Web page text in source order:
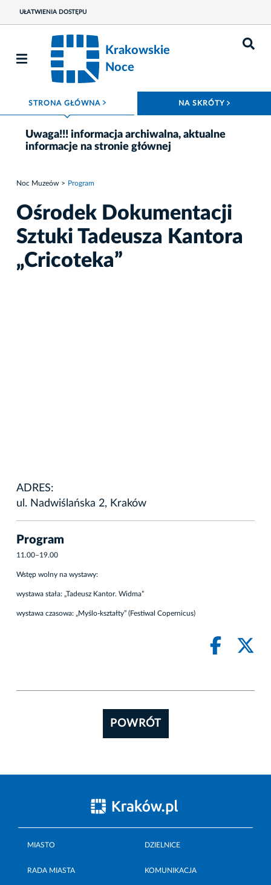
UŁATWIENIA DOSTĘPU
Krakowskie
Noce
STRONA GŁÓWNA ROZWIŃ MENU NA SKRÓTY
Uwaga!!! informacja archiwalna, aktualne
informacje na stronie głównej
Noc Muzeów Program
Ośrodek Dokumentacji
Sztuki Tadeusza Kantora
„Cricoteka”
ADRES:
ul. Nadwiślańska 2, Kraków
Program
11.00–19.00
Wstęp wolny na wystawy:
wystawa stała: „Tadeusz Kantor. Widma”
wystawa czasowa: „Myślo-kształty” (Festiwal Copernicus)
POWRÓT
MIASTO DZIELNICE
RADA MIASTA KOMUNIKACJA